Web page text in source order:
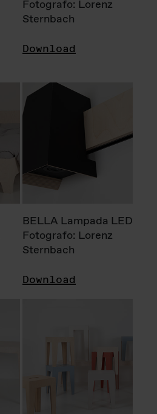
Fotografo: Lorenz
Sternbach
Download
BELLA Lampada LED
Fotografo: Lorenz
Sternbach
Download